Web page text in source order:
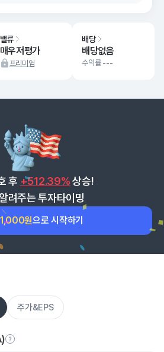
밸류
매우저평가
프리미엄
배당
배당없음
수익률 ---
후 +512.39% 상승!
려주는 투자타이밍
원으로 시작하기
주가&EPS